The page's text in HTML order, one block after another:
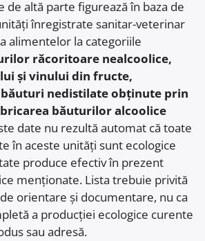
de altă parte figurează în baza de
înregistrate sanitar-veterinar
alimentelor la categoriile
răcoritoare nealcoolice,
și vinului din fructe,
nedistilate obținute prin
băuturilor alcoolice
date nu rezultă automat că toate
în aceste unități sunt ecologice
produce efectiv în prezent
menționate. Lista trebuie privită
orientare și documentare, nu ca
a producției ecologice curente
sau adresă.